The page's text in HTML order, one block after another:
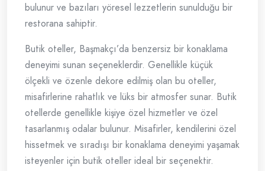
bulunur ve bazıları yöresel lezzetlerin sunulduğu bir
restorana sahiptir.
Butik oteller, Başmakçı’da benzersiz bir konaklama
deneyimi sunan seçeneklerdir. Genellikle küçük
ölçekli ve özenle dekore edilmiş olan bu oteller,
misafirlerine rahatlık ve lüks bir atmosfer sunar. Butik
otellerde genellikle kişiye özel hizmetler ve özel
tasarlanmış odalar bulunur. Misafirler, kendilerini özel
hissetmek ve sıradışı bir konaklama deneyimi yaşamak
isteyenler için butik oteller ideal bir seçenektir.